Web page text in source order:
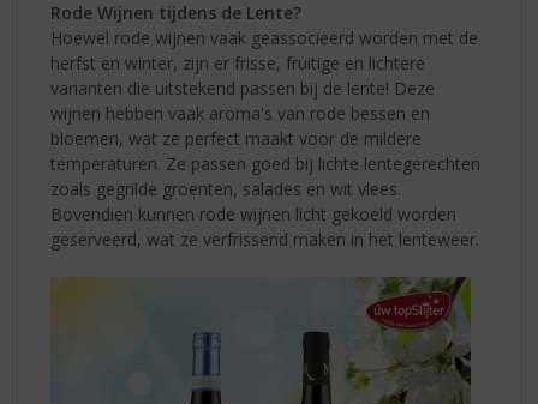
Rode Wijnen tijdens de Lente?
Hoewel rode wijnen vaak geassocieerd worden met de
herfst en winter, zijn er frisse, fruitige en lichtere
varianten die uitstekend passen bij de lente! Deze
wijnen hebben vaak aroma's van rode bessen en
bloemen, wat ze perfect maakt voor de mildere
temperaturen. Ze passen goed bij lichte lentegerechten
zoals gegrilde groenten, salades en wit vlees.
Bovendien kunnen rode wijnen licht gekoeld worden
geserveerd, wat ze verfrissend maken in het lenteweer.